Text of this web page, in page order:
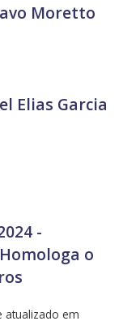
Moretto
Elias Garcia
-
o
em